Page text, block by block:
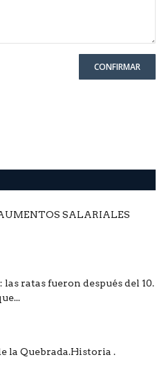
CONFIRMAR
SALARIALES
las ratas fueron después del 10.
la Quebrada.Historia .